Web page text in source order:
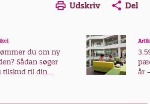
Udskriv Del
du om ny
Sådan søger
tilskud til din
år